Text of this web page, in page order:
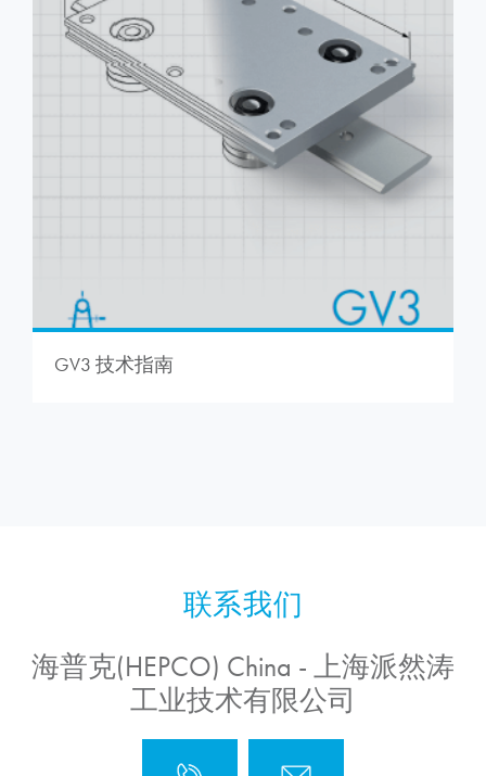
GV3 技术指南
海普克(HEPCO) China - 上海派然涛
工业技术有限公司